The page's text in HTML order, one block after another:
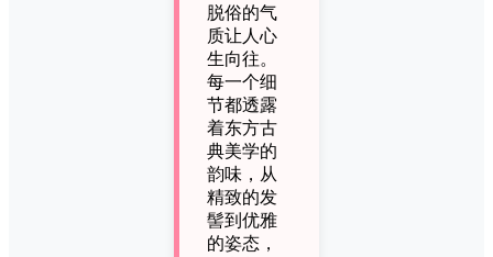
脱俗的气
质让人心
生向往。
每一个细
节都透露
着东方古
典美学的
韵味，从
精致的发
髻到优雅
的姿态，